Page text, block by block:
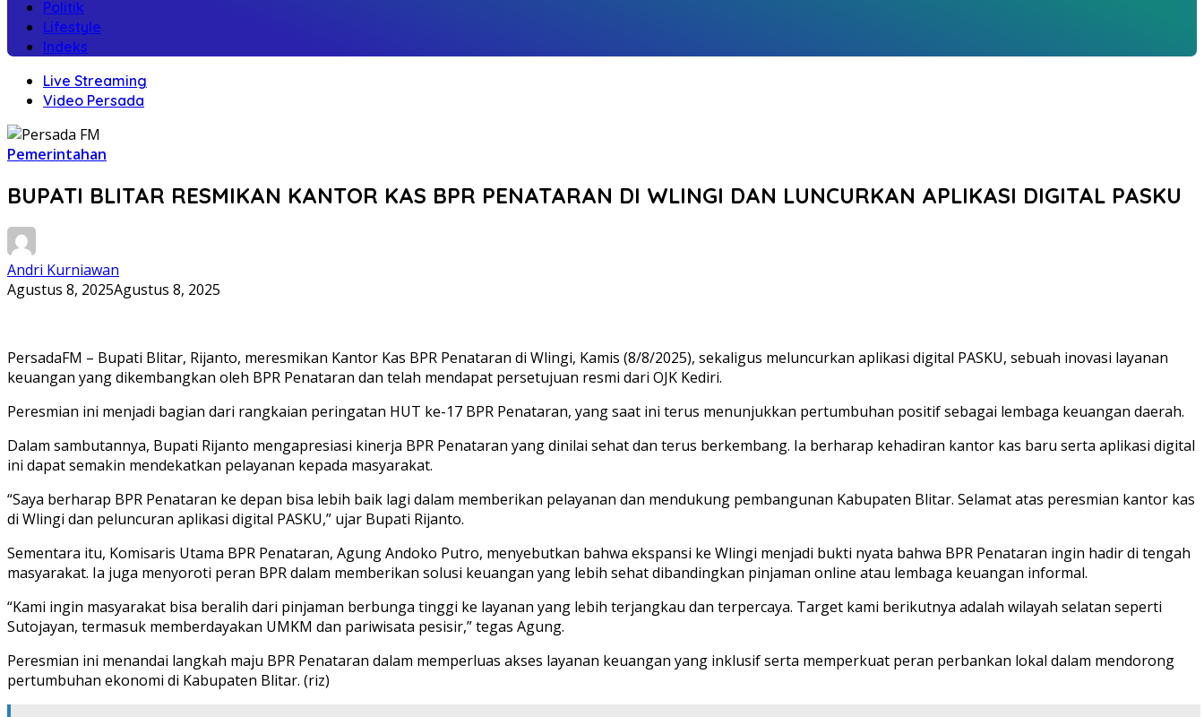
Politik
Lifestyle
Indeks
Live Streaming
Video Persada
Pemerintahan
BUPATI BLITAR RESMIKAN KANTOR KAS BPR PENATARAN DI WLINGI DAN LUNCURKAN APLIKASI DIGITAL PASKU
Andri Kurniawan
Agustus 8, 2025Agustus 8, 2025
PersadaFM – Bupati Blitar, Rijanto, meresmikan Kantor Kas BPR Penataran di Wlingi, Kamis (8/8/2025), sekaligus meluncurkan aplikasi digital PASKU, sebuah inovasi layanan
keuangan yang dikembangkan oleh BPR Penataran dan telah mendapat persetujuan resmi dari OJK Kediri.
Peresmian ini menjadi bagian dari rangkaian peringatan HUT ke-17 BPR Penataran, yang saat ini terus menunjukkan pertumbuhan positif sebagai lembaga keuangan daerah.
Dalam sambutannya, Bupati Rijanto mengapresiasi kinerja BPR Penataran yang dinilai sehat dan terus berkembang. Ia berharap kehadiran kantor kas baru serta aplikasi digital
ini dapat semakin mendekatkan pelayanan kepada masyarakat.
“Saya berharap BPR Penataran ke depan bisa lebih baik lagi dalam memberikan pelayanan dan mendukung pembangunan Kabupaten Blitar. Selamat atas peresmian kantor kas
di Wlingi dan peluncuran aplikasi digital PASKU,” ujar Bupati Rijanto.
Sementara itu, Komisaris Utama BPR Penataran, Agung Andoko Putro, menyebutkan bahwa ekspansi ke Wlingi menjadi bukti nyata bahwa BPR Penataran ingin hadir di tengah
masyarakat. Ia juga menyoroti peran BPR dalam memberikan solusi keuangan yang lebih sehat dibandingkan pinjaman online atau lembaga keuangan informal.
“Kami ingin masyarakat bisa beralih dari pinjaman berbunga tinggi ke layanan yang lebih terjangkau dan terpercaya. Target kami berikutnya adalah wilayah selatan seperti
Sutojayan, termasuk memberdayakan UMKM dan pariwisata pesisir,” tegas Agung.
Peresmian ini menandai langkah maju BPR Penataran dalam memperluas akses layanan keuangan yang inklusif serta memperkuat peran perbankan lokal dalam mendorong
pertumbuhan ekonomi di Kabupaten Blitar. (riz)